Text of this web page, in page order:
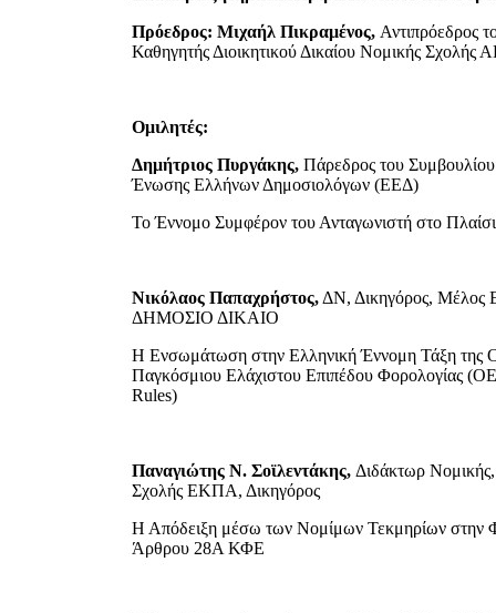
Πρόεδρος: Μιχαήλ Πικραμένος, Αντιπρόεδρος
Καθηγητής Διοικητικού Δικαίου Νομικής Σχολής
Ομιλητές:
Δημήτριος Πυργάκης, Πάρεδρος του Συμβουλίου
Ένωσης Ελλήνων Δημοσιολόγων (ΕΕΔ)
Το Έννομο Συμφέρον του Ανταγωνιστή στο
Νικόλαος Παπαχρήστος, ΔΝ, Δικηγόρος, Μέλος
ΔΗΜΟΣΙΟ ΔΙΚΑΙΟ
Η Ενσωμάτωση στην Ελληνική Έννομη Τάξη της
Παγκόσμιου Ελάχιστου Επιπέδου Φορολογίας
Rules)
Παναγιώτης Ν. Σοϊλεντάκης, Διδάκτωρ
Σχολής ΕΚΠΑ, Δικηγόρος
Η Απόδειξη μέσω των Νομίμων Τεκμηρίων στην
Άρθρου 28Α ΚΦΕ